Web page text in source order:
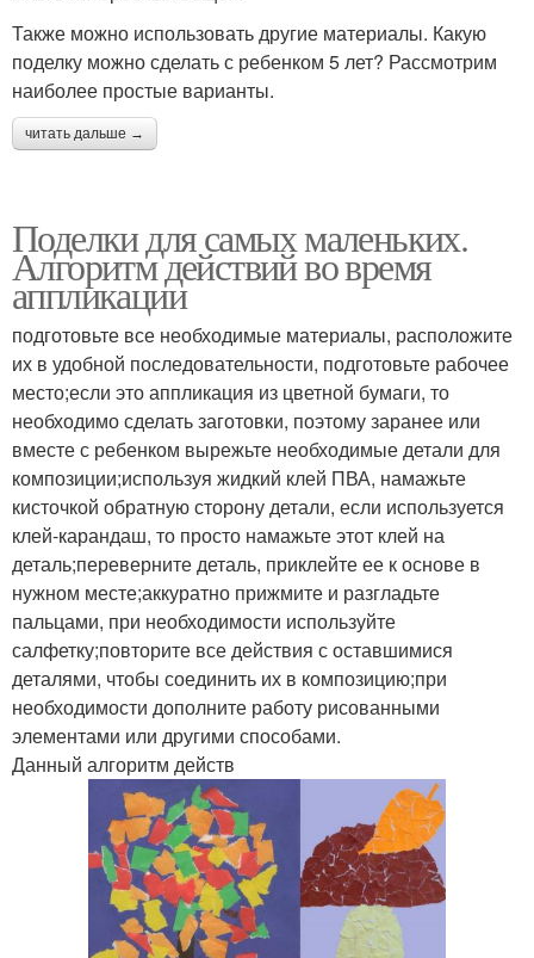
Также можно использовать другие материалы. Какую
поделку можно сделать с ребенком 5 лет? Рассмотрим
наиболее простые варианты.
читать дальше →
Поделки для самых маленьких.
Алгоритм действий во время
аппликации
подготовьте все необходимые материалы, расположите
их в удобной последовательности, подготовьте рабочее
место;если это аппликация из цветной бумаги, то
необходимо сделать заготовки, поэтому заранее или
вместе с ребенком вырежьте необходимые детали для
композиции;используя жидкий клей ПВА, намажьте
кисточкой обратную сторону детали, если используется
клей-карандаш, то просто намажьте этот клей на
деталь;переверните деталь, приклейте ее к основе в
нужном месте;аккуратно прижмите и разгладьте
пальцами, при необходимости используйте
салфетку;повторите все действия с оставшимися
деталями, чтобы соединить их в композицию;при
необходимости дополните работу рисованными
элементами или другими способами.
Данный алгоритм действ